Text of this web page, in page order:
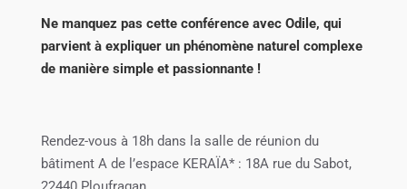
Ne manquez pas cette conférence avec Odile, qui
parvient à expliquer un phénomène naturel complexe
de manière simple et passionnante !
Rendez-vous à 18h dans la salle de réunion du
bâtiment A de l’espace KERAÏA* : 18A rue du Sabot,